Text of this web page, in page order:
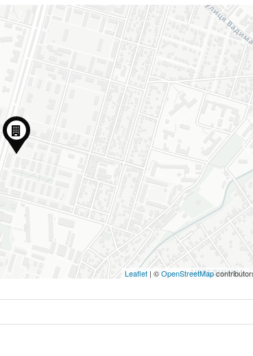
Leaflet | ©OpenStreetMap
Запомнить Forgot
Войти